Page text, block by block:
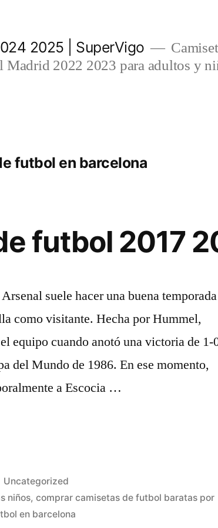
2025 | SuperVigo
Madrid 2022 2023 para adultos y
futbol en barcelona
futbol 2017
suele hacer una buena temporada
como visitante. Hecha por Hummel,
equipo cuando anotó una victoria de 1-
del Mundo de 1986. En ese momento,
a Escocia …
Publicado
en
Uncategorized
niños,comprar camisetas de futbol baratas por
en barcelona